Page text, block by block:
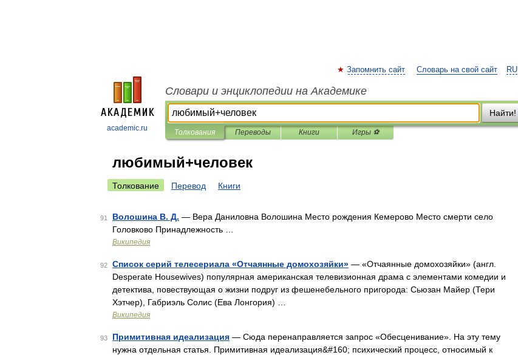
academic.ru
RU
Запомнить сайт Словарь на свой сайт
Словари и энциклопедии на Академике
Найти!
Толкования Переводы Книги Игры ⚽
любимый+человек
Толкование Перевод Книги
91 Волошина В. Д. — Вера Даниловна Волошина Место рождения Кемерово Место смерти село
Головково Принадлежность …
Википедия
92 Список серий телесериала «Отчаянные домохозяйки» — «Отчаянные домохозяйки» (англ.
Desperate Housewives) популярная американская телевизионная драма с элементами комедии и
детектива, повествующая о жизни подруг из фешенебельного пригорода: Сьюзан Майер (Тери
Хэтчер), Габриэль Солис (Ева Лонгория) …
Википедия
93 Примитивная идеализация — Сюда перенаправляется запрос «Обесценивание». На эту тему
нужна отдельная статья. Примитивная идеализация&#160; психический процесс, относимый к